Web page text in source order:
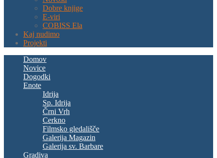
Dobre knjige
E-viri
COBISS Ela
Kaj nudimo
Projekti
Domov
Novice
Dogodki
Enote
Idrija
Sp. Idrija
Črni Vrh
Cerkno
Filmsko gledališče
Galerija Magazin
Galerija sv. Barbare
Gradiva